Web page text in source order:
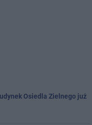
Osiedla Zielnego już